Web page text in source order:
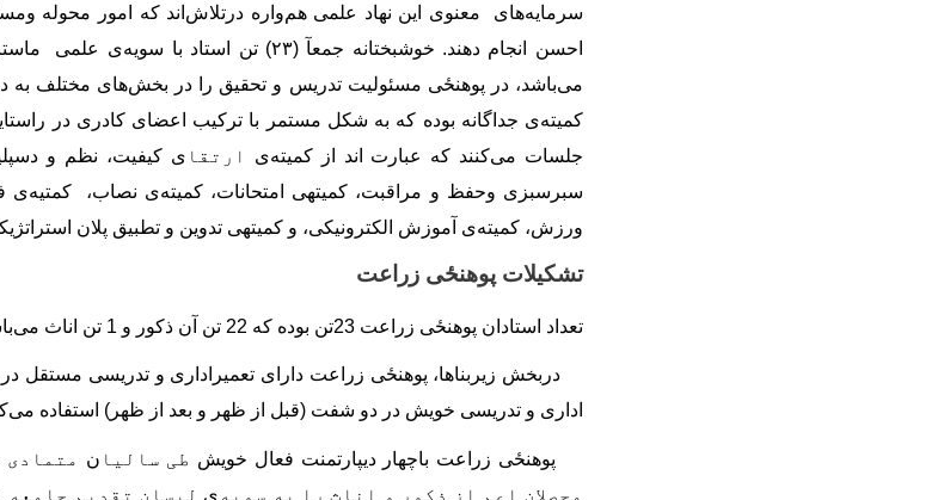
سرمایههای معنوی این نهاد علمی همواره درتلاش اند که امور محوله
احسن انجام دهند. خوشبختانه جمعآ (۲۳) تن استاد با سویهی علمی
میباشد، در پوهنځی مسئولیت تدریس و تحقیق را در بخشهای مختلف به
کمیتهی جداگانه بوده که به شکل مستمر با ترکیب اعضای کادری در
جلسات میکنند که عبارت اند از کمیتهی ارتقا ی کیفیت، نظم و
سبرسبزی وحفظ و مراقبت، کمیته‏ی امتحانات، کمیتهی نصاب، کمتیهی
ورزش، کمیتهی آموزش الکترونیکی، و کمیته‏ی تدوین و تطبیق پلان
تشکیلات پوهنځی زراعت
تعداد استادان پوهنځی زراعت 23تن بوده که 22 تن آن ذکور و 1 تن اناث می
دربخش زیربناها، پوهنځی زراعت دارای تعمیراداری و تدریسی مستقل
اداری و تدریسی خویش در دو شفت (قبل از ظهر و بعد از ظهر) استفاده
پوهنځی زراعت باچهار دیپارتمنت فعال خویش طی سالیا ن متمادی
محصلان اعم از ذکور و اناث را به سویه ی لیسان تقدیم جامعه